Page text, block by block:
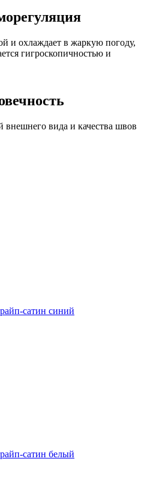
и охлаждает в жаркую погоду,
гигроскопичностью и
внешнего вида и качества швов
сатин синий
сатин белый